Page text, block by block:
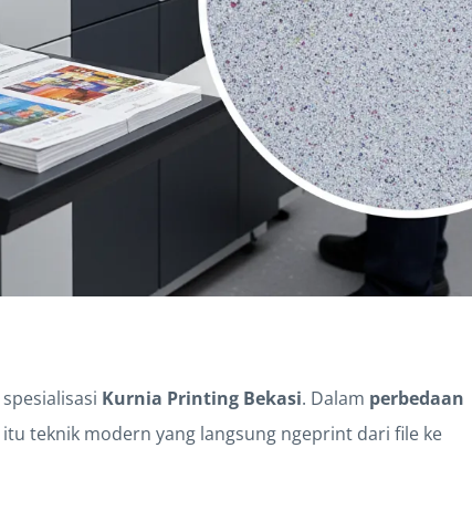
Kurnia Printing Bekasi. Dalam perbedaan
itu teknik modern yang langsung ngeprint dari file ke